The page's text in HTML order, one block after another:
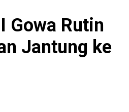
Gowa Rutin
Jantung ke